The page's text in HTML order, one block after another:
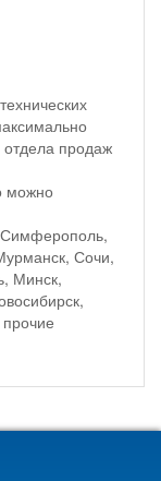
продаж
можно
Симферополь,
Сочи,
Минск,